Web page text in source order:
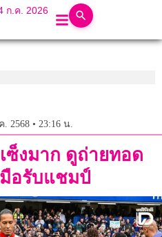
ก.ค. 2026
. 2568 • 23:16 น.
ซ็งมาก ดูถ่ายทอด
อรับแชมป์